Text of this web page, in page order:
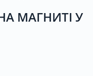
МАГНИТІ У